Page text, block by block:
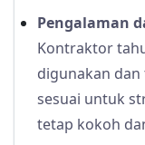
Pengalaman
Kontraktor
digunakan
sesuai untuk
tetap kokoh